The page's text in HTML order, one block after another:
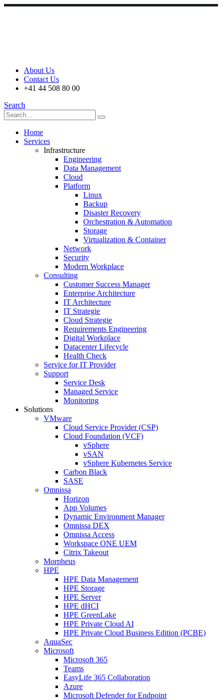
About Us
Contact Us
+41 44 508 80 00
Search
Home
Services
Infrastructure
Engineering
Data Management
Cloud
Platform
Linux
Backup
Disaster Recovery
Orchestration & Automation
Storage
Virtualization & Container
Network
Security
Modern Workplace
Consulting
Customer Success Manager
Enterprise Architecture
IT Architecture
IT Strategie
Cloud Strategie
Requirements Engineering
Digital Workplace
Datacenter Lifecycle
Health Check
Service for IT Provider
Support
Service Desk
Managed Service
Monitoring
Solutions
VMware
Cloud Service Provider (CSP)
Cloud Foundation (VCF)
vSphere
vSAN
vSphere Kubernetes Service
Carbon Black
SASE
Omnissa
Horizon
App Volumes
Dynamic Environment Manager
Omnissa DEX
Omnissa Access
Workspace ONE UEM
Citrix Takeout
Morpheus
HPE
HPE Data Management
HPE Storage
HPE Server
HPE dHCI
HPE GreenLake
HPE Private Cloud AI
HPE Private Cloud Business Edition (PCBE)
AquaSec
Microsoft
Microsoft 365
Teams
EasyLife 365 Collaboration
Azure
Microsoft Defender for Endpoint